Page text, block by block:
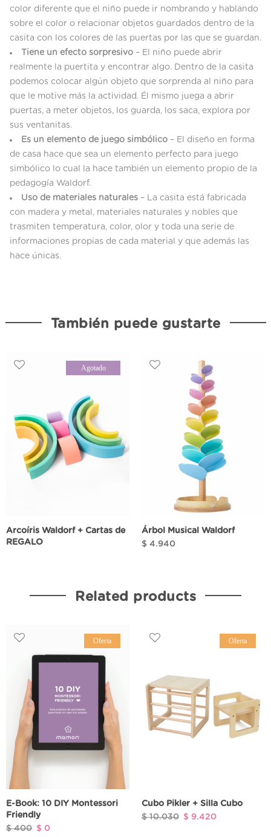
color diferente que el niño puede ir nombrando y hablando
sobre el color o relacionar objetos guardados dentro de la
casita con los colores de las puertas por las que se guardan.
Tiene un efecto sorpresivo – El niño puede abrir
realmente la puertita y encontrar algo. Dentro de la casita
podemos colocar algún objeto que sorprenda al niño para
que le motive más la actividad. Él mismo juega a abrir
puertas, a meter objetos, los guarda, los saca, explora por
sus ventanitas.
Es un elemento de juego simbólico – El diseño en forma
de casa hace que sea un elemento perfecto para juego
simbólico lo cual la hace también un elemento propio de la
pedagogía Waldorf.
Uso de materiales naturales – La casita está fabricada
con madera y metal, materiales naturales y nobles que
trasmiten temperatura, color, olor y toda una serie de
informaciones propias de cada material y que además las
hace únicas.
También puede gustarte
Agotado
Arcoíris Waldorf + Cartas de
REGALO
Árbol Musical Waldorf
$ 4.940
Related products
Oferta
E-Book: 10 DIY Montessori
Friendly
$400 El
$ 0El
Oferta
Cubo Pikler + Silla Cubo
$10.030 El
$ 9.420El